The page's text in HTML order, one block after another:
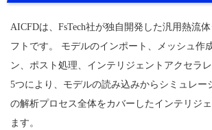
AICFDは、FsTech社が独自開発した汎用熱流
フトです。 モデルのインポート、メッシュ作
ン、ポスト処理、インテリジェントアクセラ
5つにより、モデルの読み込みからシミュレー
の解析プロセス全体をカバーしたインテリジ
ます。